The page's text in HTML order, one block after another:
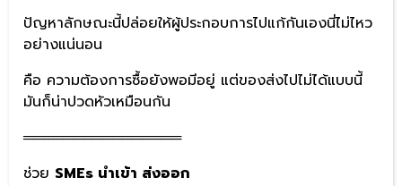
ปัญหาลักษณะนี้ปล่อยให้ผู้ประกอบการไปแก้กันเองนี่ไม่ไหว
อย่างแน่นอน
คือ ความต้องการซื้อยังพอมีอยู่ แต่ของส่งไปไม่ได้แบบนี้
มันก็น่าปวดหัวเหมือนกัน
════════════════
ช่วย SMEs นำเข้า ส่งออก